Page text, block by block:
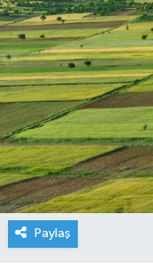
Paylaş